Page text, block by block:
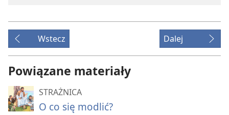
Wstecz Dalej
Powiązane materiały
STRAŻNICA
O co się modlić?